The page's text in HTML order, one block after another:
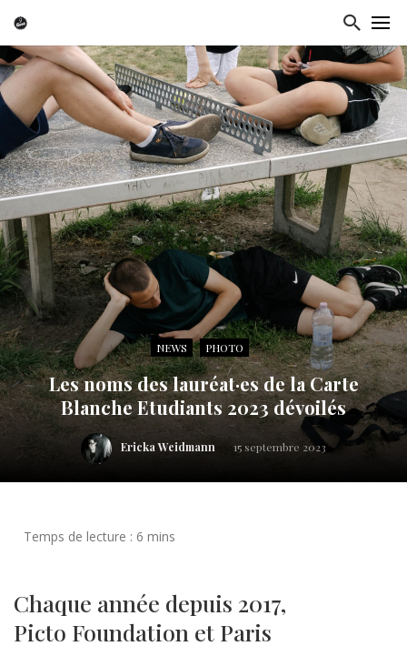
NEWS PHOTO
Les noms des lauréat·es de la Carte
Blanche Etudiants 2023 dévoilés
Ericka Weidmann 15 septembre 2023
Chaque année depuis 2017,
Picto Foundation et Paris